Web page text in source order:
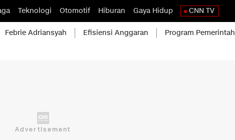
Teknologi Otomotif Hiburan Gaya Hidup CNN TV
Febrie Adriansyah Efisiensi Anggaran Program Pemerintah